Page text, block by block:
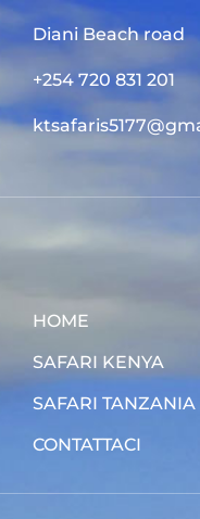
Diani Beach road
+254 720 831 201
HOME
SAFARI KENYA
SAFARI TANZANIA
CONTATTACI